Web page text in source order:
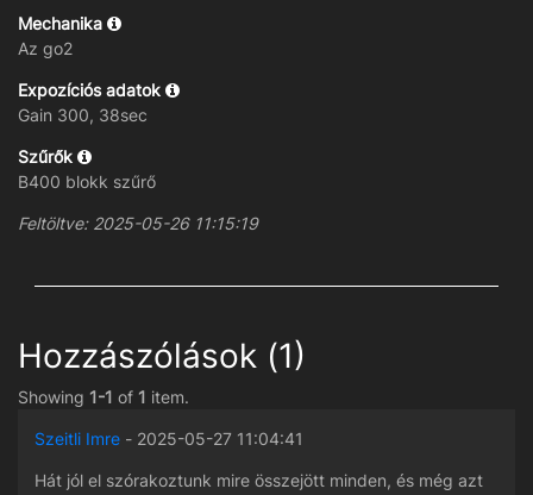
Mechanika
Az go2
Expozíciós adatok
Gain 300, 38sec
Szűrők
B400 blokk szűrő
Feltöltve: 2025-05-26 11:15:19
Hozzászólások (1)
Showing 1-1 of 1 item.
Szeitli Imre - 2025-05-27 11:04:41
Hát jól el szórakoztunk mire összejött minden, és még azt